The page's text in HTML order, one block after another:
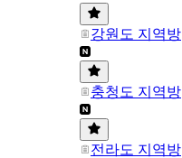
강원도 지역방
충청도 지역방
전라도 지역방